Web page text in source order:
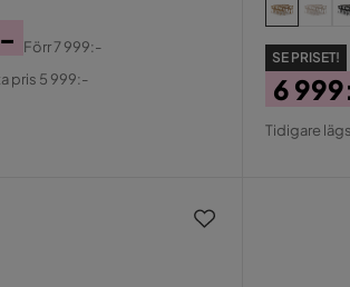
Förr7 999:-
pris 5 999:-
SE PRISET!
Pris
6
Tidigare